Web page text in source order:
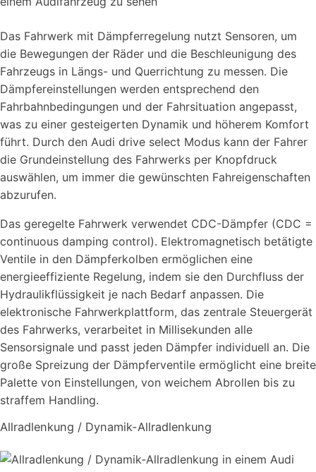
Das Fahrwerk mit Dämpferregelung nutzt Sensoren, um
die Bewegungen der Räder und die Beschleunigung des
Fahrzeugs in Längs- und Querrichtung zu messen. Die
Dämpfereinstellungen werden entsprechend den
Fahrbahnbedingungen und der Fahrsituation angepasst,
was zu einer gesteigerten Dynamik und höherem Komfort
führt. Durch den Audi drive select Modus kann der Fahrer
die Grundeinstellung des Fahrwerks per Knopfdruck
auswählen, um immer die gewünschten Fahreigenschaften
abzurufen.
Das geregelte Fahrwerk verwendet CDC-Dämpfer (CDC =
continuous damping control). Elektromagnetisch betätigte
Ventile in den Dämpferkolben ermöglichen eine
energieeffiziente Regelung, indem sie den Durchfluss der
Hydraulikflüssigkeit je nach Bedarf anpassen. Die
elektronische Fahrwerkplattform, das zentrale Steuergerät
des Fahrwerks, verarbeitet in Millisekunden alle
Sensorsignale und passt jeden Dämpfer individuell an. Die
große Spreizung der Dämpferventile ermöglicht eine breite
Palette von Einstellungen, von weichem Abrollen bis zu
straffem Handling.
Allradlenkung / Dynamik-Allradlenkung